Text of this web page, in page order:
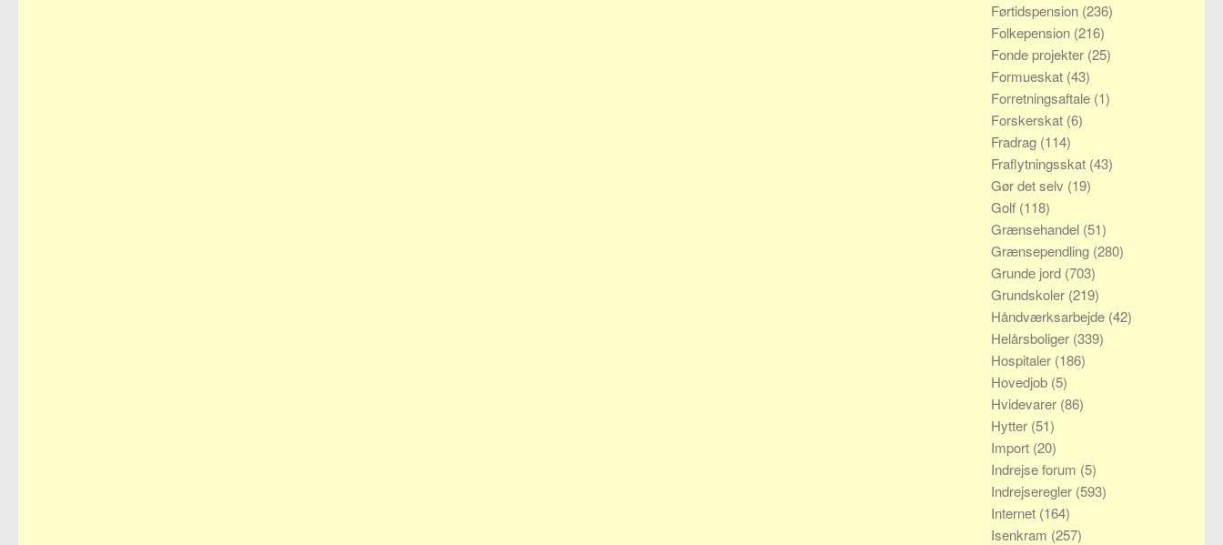
Førtidspension (236)
Folkepension (216)
Fonde projekter (25)
Formueskat (43)
Forretningsaftale (1)
Forskerskat (6)
Fradrag (114)
Fraflytningsskat (43)
Gør det selv (19)
Golf (118)
Grænsehandel (51)
Grænsependling (280)
Grunde jord (703)
Grundskoler (219)
Håndværksarbejde (42)
Helårsboliger (339)
Hospitaler (186)
Hovedjob (5)
Hvidevarer (86)
Hytter (51)
Import (20)
Indrejse forum (5)
Indrejseregler (593)
Internet (164)
Isenkram (257)